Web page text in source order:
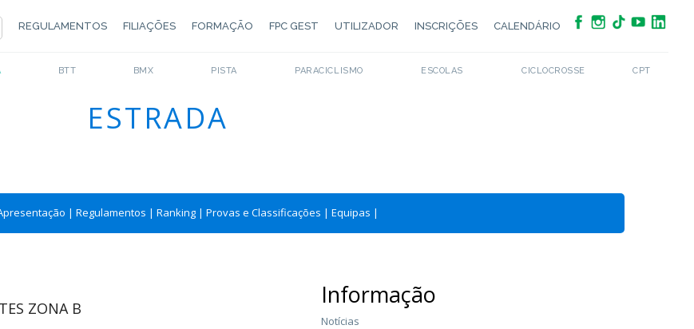
REGULAMENTOS FILIAÇÕES FORMAÇÃO FPC GEST UTILIZADOR INSCRIÇÕES CALENDÁRIO
BTT BMX PISTA PARACICLISMO ESCOLAS CICLOCROSSE CPT
ESTRADA
| Regulamentos | Ranking | Provas e Classificações | Equipas |
ZONA B Informação
Notícias